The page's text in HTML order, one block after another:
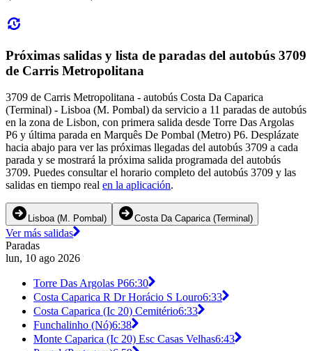
Próximas salidas y lista de paradas del autobús 3709
de Carris Metropolitana
3709 de Carris Metropolitana - autobús Costa Da Caparica
(Terminal) - Lisboa (M. Pombal) da servicio a 11 paradas de autobús
en la zona de Lisbon, con primera salida desde Torre Das Argolas
P6 y última parada en Marquês De Pombal (Metro) P6. Desplázate
hacia abajo para ver las próximas llegadas del autobús 3709 a cada
parada y se mostrará la próxima salida programada del autobús
3709. Puedes consultar el horario completo del autobús 3709 y las
salidas en tiempo real en la aplicación.
Lisboa (M. Pombal) Costa Da Caparica (Terminal)
Ver más salidas
Paradas
lun, 10 ago 2026
Torre Das Argolas P66:30
Costa Caparica R Dr Horácio S Louro6:33
Costa Caparica (Ic 20) Cemitério6:33
Funchalinho (Nó)6:38
Monte Caparica (Ic 20) Esc Casas Velhas6:43